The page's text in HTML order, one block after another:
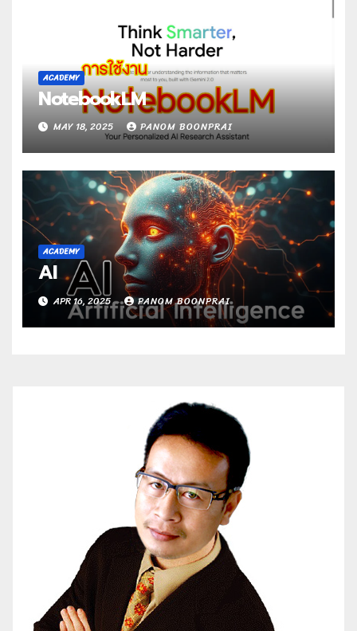
ACADEMY
NotebookLM
MAY 18, 2025 PANOM BOONPRAI
ACADEMY
AI
APR 16, 2025 PANOM BOONPRAI